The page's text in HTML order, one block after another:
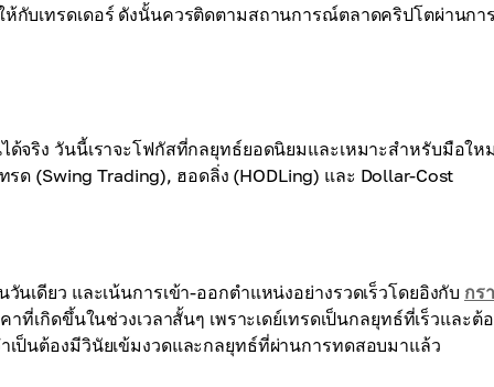
กับเทรดเดอร์ ดังนั้นควรติดตามสถานการณ์ตลาดคริปโตผ่านกา
จริง วันนี้เราจะโฟกัสที่กลยุทธ์ยอดนิยมและเหมาะสำหรับมือให
รด (Swing Trading), ฮอดลิ่ง (HODLing) และ Dollar-Cost
เดียว และเน้นการเข้า-ออกตำแหน่งอย่างรวดเร็วโดยอิงกับ กร
เกิดขึ้นในช่วงเวลาสั้นๆ เพราะเดย์เทรดเป็นกลยุทธ์ที่เร็วและต้
เป็นต้องมีวินัยเข้มงวดและกลยุทธ์ที่ผ่านการทดสอบมาแล้ว